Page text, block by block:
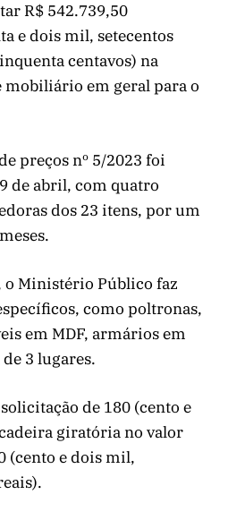
R$ 542.739,50
e dois mil, setecentos
centavos) na
mobiliário em geral para o
preços nº 5/2023 foi
de abril, com quatro
dos 23 itens, por um
o Ministério Público faz
como poltronas,
em MDF, armários em
3 lugares.
de 180 (cento e
giratória no valor
(cento e dois mil,